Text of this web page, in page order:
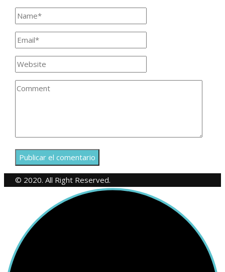
© 2020. All Right Reserved.